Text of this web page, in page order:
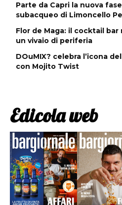
Parte da Capri la nuova
subacqueo di Limoncello
Flor de Maga: il cocktail
un vivaio di periferia
DOuMIX? celebra l’icona
con Mojito Twist
Edicola web